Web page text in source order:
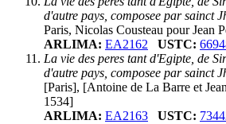
d'autre pays, composee par sainct
Paris, Nicolas Cousteau pour Jean
ARLIMA: EA2162 USTC:
La vie des peres tant d'Egipte, de
d'autre pays, composee par sainct
[Paris], [Antoine de La Barre et
1534]
ARLIMA: EA2163 USTC: